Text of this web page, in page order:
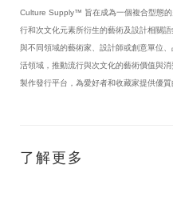
Culture Supply™ 旨在成為一個複合型態
行和次文化元素所衍生的藝術及設計相關
與不同領域的藝術家、設計師或創意單位
活領域，推動流行與次文化的藝術價值與
製作發行平台，為愛好者和收藏家提供優質
了解更多